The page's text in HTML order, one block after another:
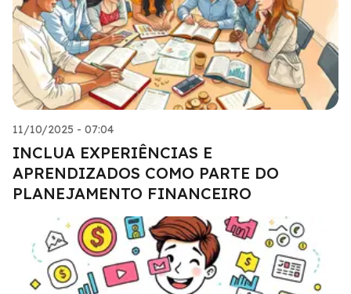
11/10/2025 - 07:04
INCLUA EXPERIÊNCIAS E
APRENDIZADOS COMO PARTE DO
PLANEJAMENTO FINANCEIRO